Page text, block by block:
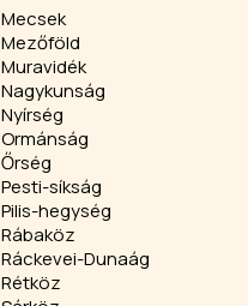
Mecsek
Mezőföld
Muravidék
Nagykunság
Nyírség
Ormánság
Őrség
Pesti-síkság
Pilis-hegység
Rábaköz
Ráckevei-Dunaág
Rétköz